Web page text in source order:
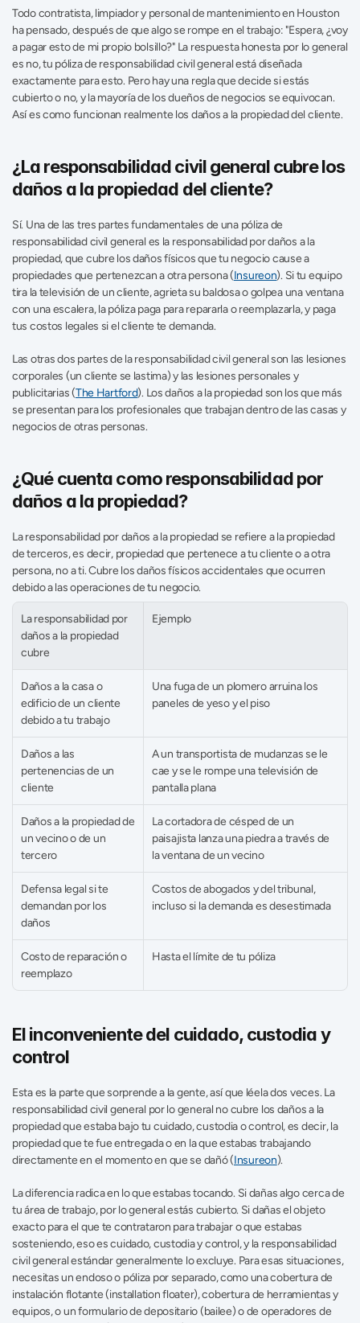
Todo contratista, limpiador y personal de mantenimiento en Houston
ha pensado, después de que algo se rompe en el trabajo: "Espera, ¿voy
a pagar esto de mi propio bolsillo?" La respuesta honesta por lo general
es no, tu póliza de responsabilidad civil general está diseñada
exactamente para esto. Pero hay una regla que decide si estás
cubierto o no, y la mayoría de los dueños de negocios se equivocan.
Así es como funcionan realmente los daños a la propiedad del cliente.
¿La responsabilidad civil general cubre los
daños a la propiedad del cliente?
Sí. Una de las tres partes fundamentales de una póliza de
responsabilidad civil general es la responsabilidad por daños a la
propiedad, que cubre los daños físicos que tu negocio cause a
propiedades que pertenezcan a otra persona (Insureon). Si tu equipo
tira la televisión de un cliente, agrieta su baldosa o golpea una ventana
con una escalera, la póliza paga para repararla o reemplazarla, y paga
tus costos legales si el cliente te demanda.
Las otras dos partes de la responsabilidad civil general son las lesiones
corporales (un cliente se lastima) y las lesiones personales y
publicitarias (The Hartford). Los daños a la propiedad son los que más
se presentan para los profesionales que trabajan dentro de las casas y
negocios de otras personas.
¿Qué cuenta como responsabilidad por
daños a la propiedad?
La responsabilidad por daños a la propiedad se refiere a la propiedad
de terceros, es decir, propiedad que pertenece a tu cliente o a otra
persona, no a ti. Cubre los daños físicos accidentales que ocurren
debido a las operaciones de tu negocio.
La responsabilidad por
daños a la propiedad
cubre
Ejemplo
Daños a la casa o
edificio de un cliente
debido a tu trabajo
Una fuga de un plomero arruina los
paneles de yeso y el piso
Daños a las
pertenencias de un
cliente
A un transportista de mudanzas se le
cae y se le rompe una televisión de
pantalla plana
Daños a la propiedad de
un vecino o de un
tercero
La cortadora de césped de un
paisajista lanza una piedra a través de
la ventana de un vecino
Defensa legal si te
demandan por los
daños
Costos de abogados y del tribunal,
incluso si la demanda es desestimada
Costo de reparación o
reemplazo
Hasta el límite de tu póliza
El inconveniente del cuidado, custodia y
control
Esta es la parte que sorprende a la gente, así que léela dos veces. La
responsabilidad civil general por lo general no cubre los daños a la
propiedad que estaba bajo tu cuidado, custodia o control, es decir, la
propiedad que te fue entregada o en la que estabas trabajando
directamente en el momento en que se dañó (Insureon).
La diferencia radica en lo que estabas tocando. Si dañas algo cerca de
tu área de trabajo, por lo general estás cubierto. Si dañas el objeto
exacto para el que te contrataron para trabajar o que estabas
sosteniendo, eso es cuidado, custodia y control, y la responsabilidad
civil general estándar generalmente lo excluye. Para esas situaciones,
necesitas un endoso o póliza por separado, como una cobertura de
instalación flotante (installation floater), cobertura de herramientas y
equipos, o un formulario de depositario (bailee) o de operadores de